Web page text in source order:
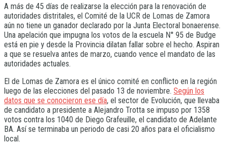
A más de 45 días de realizarse la elección para la renovación de
autoridades distritales, el Comité de la UCR de Lomas de Zamora
aún no tiene un ganador declarado por la Junta Electoral bonaerense.
Una apelación que impugna los votos de la escuela N° 95 de Budge
está en pie y desde la Provincia dilatan fallar sobre el hecho. Aspiran
a que se resuelva antes de marzo, cuando vence el mandato de las
autoridades actuales.
El de Lomas de Zamora es el único comité en conflicto en la región
luego de las elecciones del pasado 13 de noviembre. Según los
datos que se conocieron ese día, el sector de Evolución, que llevaba
de candidato a presidente a Alejandro Trotta se impuso por 1358
votos contra los 1040 de Diego Grafeuille, el candidato de Adelante
BA. Así se terminaba un periodo de casi 20 años para el oficialismo
local.